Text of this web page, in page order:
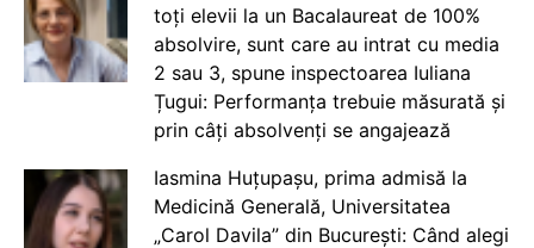
toți elevii la un Bacalaureat de 100%
absolvire, sunt care au intrat cu media
2 sau 3, spune inspectoarea Iuliana
Țugui: Performanța trebuie măsurată și
prin câți absolvenți se angajează
Iasmina Huțupașu, prima admisă la
Medicină Generală, Universitatea
„Carol Davila” din București: Când alegi